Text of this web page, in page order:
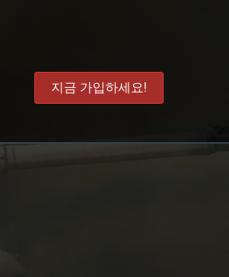
지금 가입하세요!